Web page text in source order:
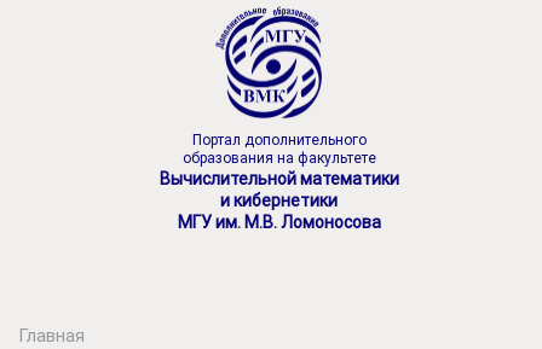
Портал дополнительного
образования на факультете
Вычислительной математики
и кибернетики
МГУ им. М.В. Ломоносова
Главная